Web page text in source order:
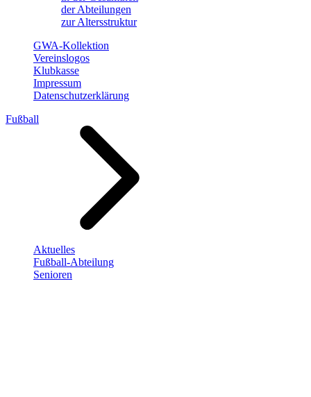
der Abteilungen
zur Altersstruktur
GWA-Kollektion
Vereinslogos
Klubkasse
Impressum
Datenschutzerklärung
Fußball
Aktuelles
Fußball-Abteilung
Senioren